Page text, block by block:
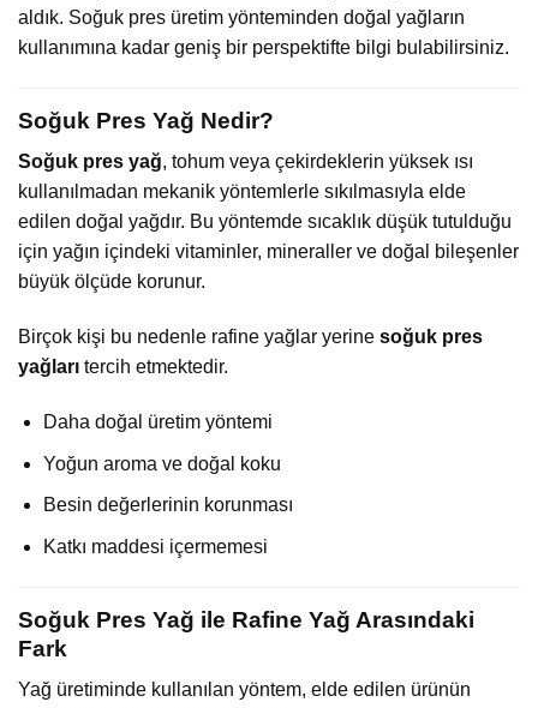
aldık. Soğuk pres üretim yönteminden doğal yağların
kullanımına kadar geniş bir perspektifte bilgi bulabilirsiniz.
Soğuk Pres Yağ Nedir?
Soğuk pres yağ, tohum veya çekirdeklerin yüksek ısı
kullanılmadan mekanik yöntemlerle sıkılmasıyla elde
edilen doğal yağdır. Bu yöntemde sıcaklık düşük tutulduğu
için yağın içindeki vitaminler, mineraller ve doğal bileşenler
büyük ölçüde korunur.
Birçok kişi bu nedenle rafine yağlar yerine soğuk pres
yağları tercih etmektedir.
Daha doğal üretim yöntemi
Yoğun aroma ve doğal koku
Besin değerlerinin korunması
Katkı maddesi içermemesi
Soğuk Pres Yağ ile Rafine Yağ Arasındaki
Fark
Yağ üretiminde kullanılan yöntem, elde edilen ürünün